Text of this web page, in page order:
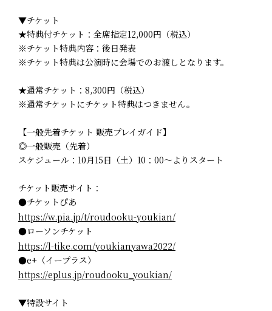
▼チケット
★特典付チケット：全席指定12,000円（税込）
※チケット特典内容：後日発表
※チケット特典は公演時に会場でのお渡しとなります。
★通常チケット：8,300円（税込）
※通常チケットにチケット特典はつきません。
【一般先着チケット 販売プレイガイド】
◎一般販売（先着）
スケジュール：10月15日（土）10：00～よりスタート
チケット販売サイト：
●チケットぴあ
https://w.pia.jp/t/roudooku-youkian/
●ローソンチケット
https://l-tike.com/youkianyawa2022/
●e+（イープラス）
https://eplus.jp/roudooku_youkian/
▼特設サイト